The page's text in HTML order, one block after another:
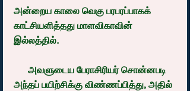
அன்றைய காலை வெகு பரபரப்பாகக்
காட்சியளித்தது மாளவிகாவின்
இல்லத்தில்.
அந்தப் பயிற்சிக்கு விண்ணப்பித்து, அதில்